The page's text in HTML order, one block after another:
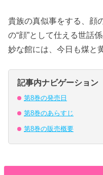
貴族の真似事をする、顔
の“顔”として仕える世話
妙な館には、今日も煤と
記事内ナビゲーション
第8巻の発売日
第8巻のあらすじ
第8巻の販売概要